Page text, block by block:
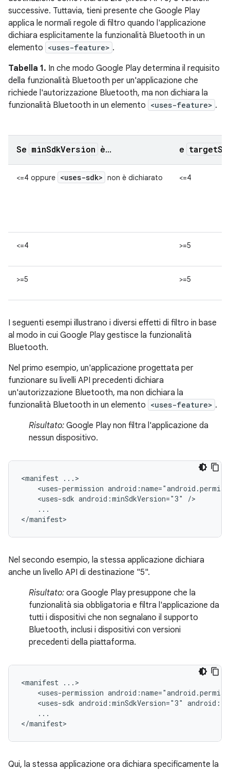
successive. Tuttavia, tieni presente che Google Play
applica le normali regole di filtro quando l'applicazione
dichiara esplicitamente la funzionalità Bluetooth in un
elemento <uses-feature> .
Tabella 1. In che modo Google Play determina il requisito
della funzionalità Bluetooth per un'applicazione che
richiede l'autorizzazione Bluetooth, ma non dichiara la
funzionalità Bluetooth in un elemento <uses-feature> .
Se minSdkVersion è… e
<=4 oppure <uses-sdk> non è dichiarato <=4
<=4 >=5
>=5 >=5
I seguenti esempi illustrano i diversi effetti di filtro in base
al modo in cui Google Play gestisce la funzionalità
Bluetooth.
Nel primo esempio, un'applicazione progettata per
funzionare su livelli API precedenti dichiara
un'autorizzazione Bluetooth, ma non dichiara la
funzionalità Bluetooth in un elemento <uses-feature> .
Risultato: Google Play non filtra l'applicazione da
nessun dispositivo.
<manifest
<uses-permission
<uses-sdk android:minSdkVersion="3"
...
</manifest>
Nel secondo esempio, la stessa applicazione dichiara
anche un livello API di destinazione "5".
Risultato: ora Google Play presuppone che la
funzionalità sia obbligatoria e filtra l'applicazione da
tutti i dispositivi che non segnalano il supporto
Bluetooth, inclusi i dispositivi con versioni
precedenti della piattaforma.
<manifest
<uses-permission
<uses-sdk android:minSdkVersion="3"
...
</manifest>
Qui, la stessa applicazione ora dichiara specificamente la